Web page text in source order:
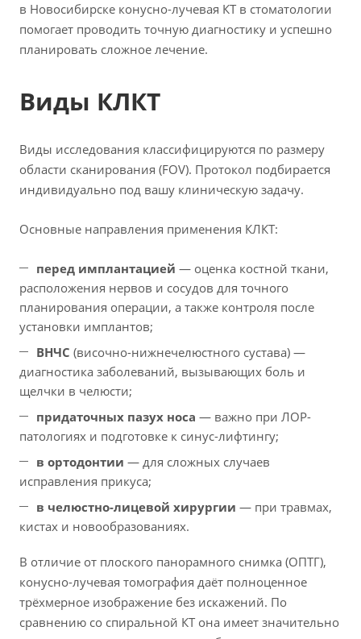
в Новосибирске конусно-лучевая КТ в стоматологии
помогает проводить точную диагностику и успешно
планировать сложное лечение.
Виды КЛКТ
Виды исследования классифицируются по размеру
области сканирования (FOV). Протокол подбирается
индивидуально под вашу клиническую задачу.
Основные направления применения КЛКТ:
перед имплантацией — оценка костной ткани,
расположения нервов и сосудов для точного
планирования операции, а также контроля после
установки имплантов;
ВНЧС (височно-нижнечелюстного сустава) —
диагностика заболеваний, вызывающих боль и
щелчки в челюсти;
придаточных пазух носа — важно при ЛОР-
патологиях и подготовке к синус-лифтингу;
в ортодонтии — для сложных случаев
исправления прикуса;
в челюстно-лицевой хирургии — при травмах,
кистах и новообразованиях.
В отличие от плоского панорамного снимка (ОПТГ),
конусно-лучевая томография даёт полноценное
трёхмерное изображение без искажений. По
сравнению со спиральной КТ она имеет значительно